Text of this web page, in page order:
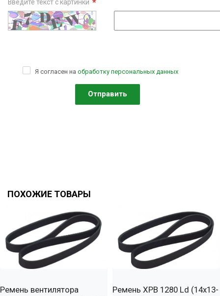
Введите текст с картинки *
Я согласен на обработку персональных данных
ПОХОЖИЕ ТОВАРЫ
Ремень вентилятора
Ремень XPB 1280 Ld (14х13-